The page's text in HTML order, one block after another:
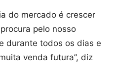
do mercado é crescer
pelo nosso
durante todos os dias e
venda futura”, diz